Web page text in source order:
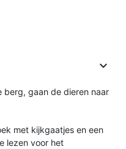

berg, gaan de dieren naar
met kijkgaatjes en een
lezen voor het